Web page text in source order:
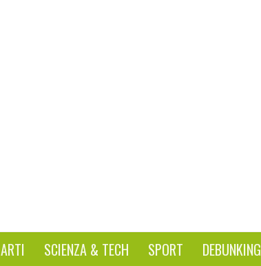
ARTI SCIENZA & TECH SPORT DEBUNKING